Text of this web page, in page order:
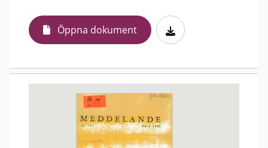
Öppna dokument